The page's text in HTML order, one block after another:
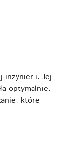
inżynierii. Jej
optymalnie.
które